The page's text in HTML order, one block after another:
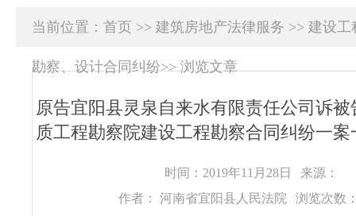
当前位置： 首页 >> 建筑房地产法律服务 >> 建设工
勘察、设计合同纠纷>>浏览文章
原告宜阳县灵泉自来水有限责任公司诉
质工程勘察院建设工程勘察合同纠纷一
时间：2019年11月28日
来源：
作者： 河南省宜阳县人民法院
浏览次数